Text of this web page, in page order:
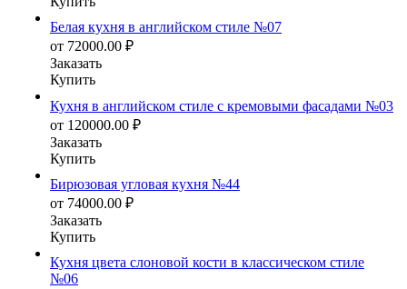
Белая кухня в английском стиле №07
от 72000.00 ₽
Заказать
Купить
Кухня в английском стиле с кремовыми фасадами №03
от 120000.00 ₽
Заказать
Купить
Бирюзовая угловая кухня №44
от 74000.00 ₽
Заказать
Купить
Кухня цвета слоновой кости в классическом стиле
№06